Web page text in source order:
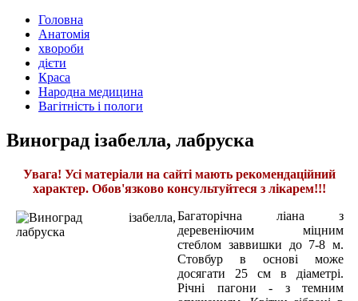
Головна
Анатомія
хвороби
дієти
Краса
Народна медицина
Вагітність і пологи
Виноград ізабелла, лабруска
Увага! Усі матеріали на сайті мають рекомендаційний
характер. Обов'язково консультуйтеся з лікарем!!!
Багаторічна ліана з
деревеніючим міцним
стеблом заввишки до 7-8 м.
Стовбур в основі може
досягати 25 см в діаметрі.
Річні пагони - з темним